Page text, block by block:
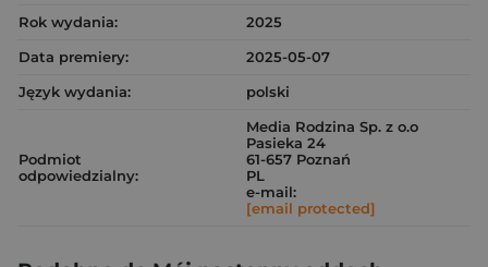
Rok wydania:
2025
Data premiery:
2025-05-07
Język wydania:
polski
Podmiot
odpowiedzialny:
Media Rodzina Sp. z o.o
Pasieka 24
61-657 Poznań
PL
e-mail:
[email protected]